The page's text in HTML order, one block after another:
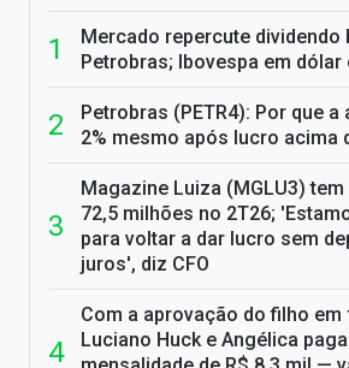
Mercado repercute dividendo
Petrobras; Ibovespa em dólar
Petrobras (PETR4): Por que
2% mesmo após lucro acima
Magazine Luiza (MGLU3)
72,5 milhões no 2T26;
para voltar a dar lucro sem
juros', diz CFO
Com a aprovação do filho em
Luciano Huck e Angélica